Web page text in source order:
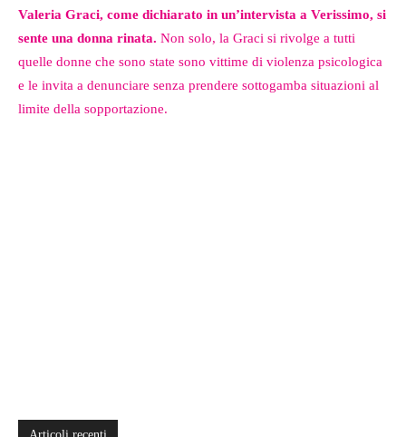
Valeria Graci, come dichiarato in un’intervista a Verissimo, si
sente una donna rinata. Non solo, la Graci si rivolge a tutti
quelle donne che sono state sono vittime di violenza psicologica
e le invita a denunciare senza prendere sottogamba situazioni al
limite della sopportazione.